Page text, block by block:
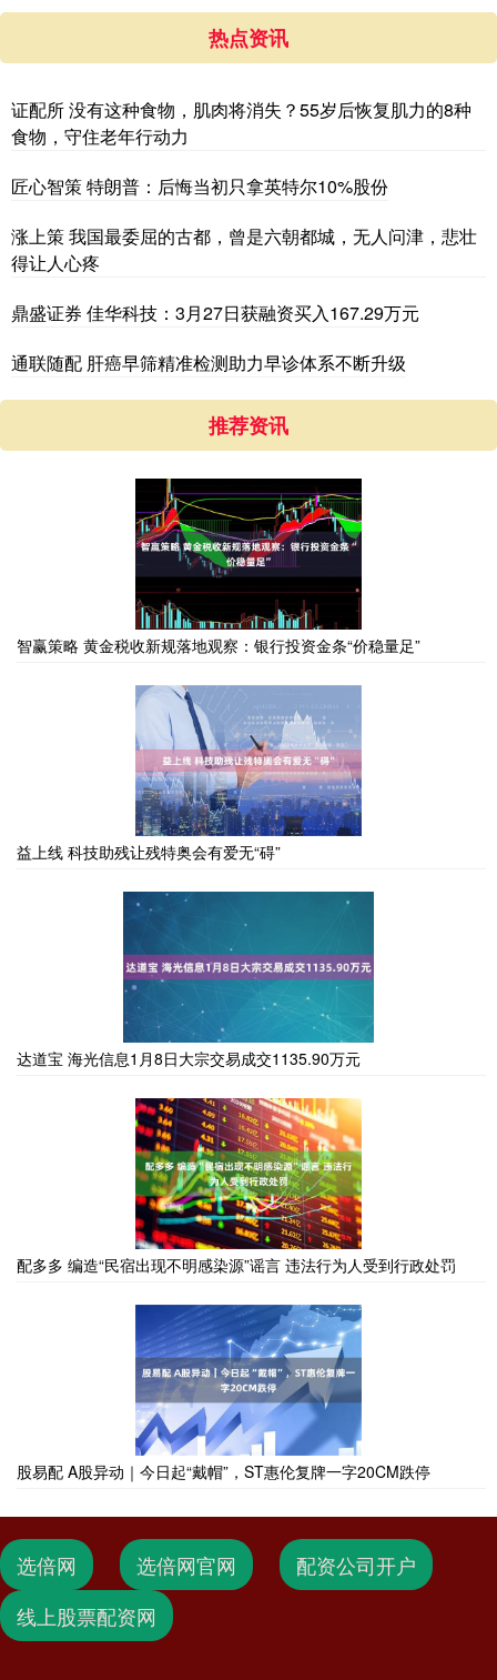
热点资讯
证配所 没有这种食物，肌肉将消失？55岁后恢复肌力的8种
食物，守住老年行动力
匠心智策 特朗普：后悔当初只拿英特尔10%股份
涨上策 我国最委屈的古都，曾是六朝都城，无人问津，悲壮
得让人心疼
鼎盛证券 佳华科技：3月27日获融资买入167.29万元
通联随配 肝癌早筛精准检测助力早诊体系不断升级
推荐资讯
智赢策略 黄金税收新规落地观察：银行投资金条“价稳量足”
益上线 科技助残让残特奥会有爱无“碍”
达道宝 海光信息1月8日大宗交易成交1135.90万元
配多多 编造“民宿出现不明感染源”谣言 违法行为人受到行政处罚
股易配 A股异动｜今日起“戴帽”，ST惠伦复牌一字20CM跌停
选倍网 选倍网官网
配资公司开户
线上股票配资网